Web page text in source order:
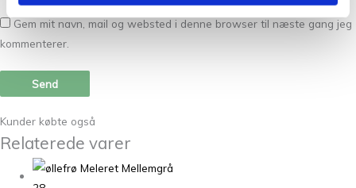
Gem mit navn, mail og websted i denne browser til næste gang jeg
kommenterer.
Kunder købte også
Relaterede varer